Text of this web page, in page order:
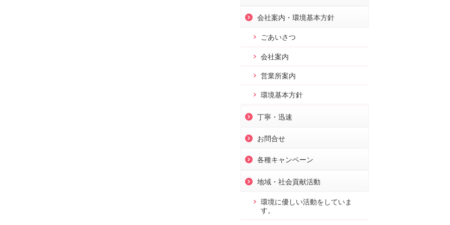
会社案内・環境基本方針
ごあいさつ
会社案内
営業所案内
環境基本方針
丁寧・迅速
お問合せ
各種キャンペーン
地域・社会貢献活動
環境に優しい活動をしていま
す。